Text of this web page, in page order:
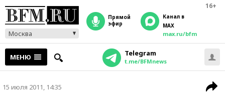
16+
Москва
прямой
эфир
Канал в
MAX
max.ru/bfm
МЕНЮ Telegram
t.me/BFMnews
15 июля 2011, 14:35